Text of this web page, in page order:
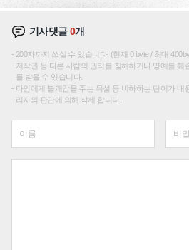
기사댓글0개
200자까지 쓰실 수 있습니다. (현재 0 byte / 최대
저작권 등 다른 사람의 권리를 침해하거나 명예를 훼
를 받을 수 있습니다.
타인에게 불쾌감을 주는 욕설 등 비하하는 단어가 내
리자의 판단에 의해 삭제 합니다.